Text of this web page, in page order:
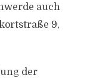
auch
9,
der